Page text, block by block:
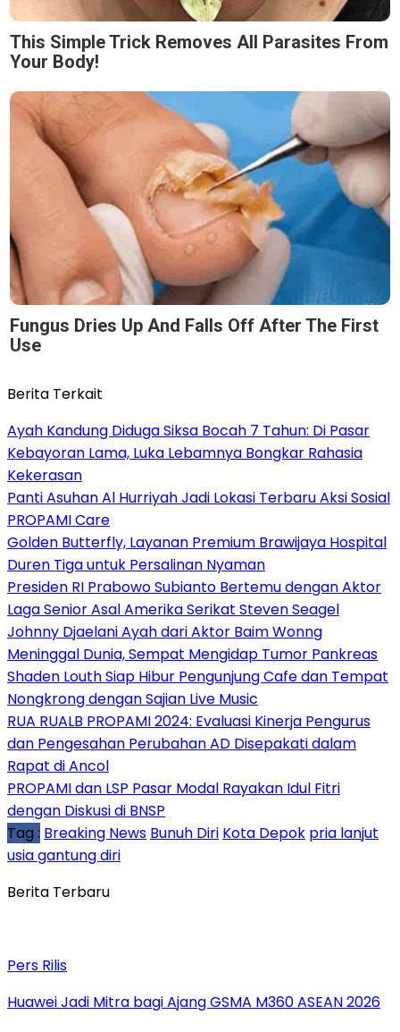
This Simple Trick Removes All Parasites From
Your Body!
Fungus Dries Up And Falls Off After The First
Use
Berita Terkait
Ayah Kandung Diduga Siksa Bocah 7 Tahun: Di Pasar
Kebayoran Lama, Luka Lebamnya Bongkar Rahasia
Kekerasan
Panti Asuhan Al Hurriyah Jadi Lokasi Terbaru Aksi Sosial
PROPAMI Care
Golden Butterfly, Layanan Premium Brawijaya Hospital
Duren Tiga untuk Persalinan Nyaman
Presiden RI Prabowo Subianto Bertemu dengan Aktor
Laga Senior Asal Amerika Serikat Steven Seagel
Johnny Djaelani Ayah dari Aktor Baim Wonng
Meninggal Dunia, Sempat Mengidap Tumor Pankreas
Shaden Louth Siap Hibur Pengunjung Cafe dan Tempat
Nongkrong dengan Sajian Live Music
RUA RUALB PROPAMI 2024: Evaluasi Kinerja Pengurus
dan Pengesahan Perubahan AD Disepakati dalam
Rapat di Ancol
PROPAMI dan LSP Pasar Modal Rayakan Idul Fitri
dengan Diskusi di BNSP
Tag : Breaking News Bunuh Diri Kota Depok pria lanjut
usia gantung diri
Berita Terbaru
Pers Rilis
Huawei Jadi Mitra bagi Ajang GSMA M360 ASEAN 2026